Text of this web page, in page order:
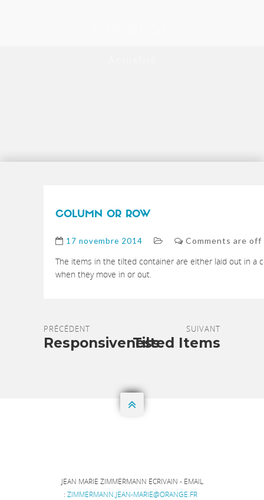
COLUMN OR ROW
17 novembre 2014 Comments are
The items in the tilted container are either laid out in a
when they move in or out.
PRÉCÉDENT
Responsiveness
SUIVANT
Tilted Items

JEAN MARIE ZIMMERMANN ÉCRIVAIN - EMAIL
: ZIMMERMANN.JEAN-MARIE@ORANGE.FR